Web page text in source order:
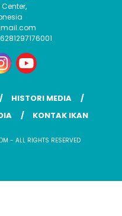
HISTORI MEDIA
KONTAK IKAN
- ALL RIGHTS RESERVED